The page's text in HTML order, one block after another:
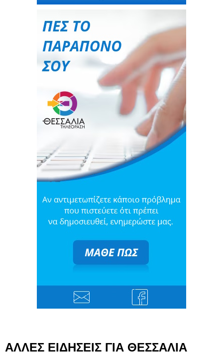
ΑΛΛΕΣ ΕΙΔΗΣΕΙΣ ΓΙΑ ΘΕΣΣΑΛΙΑ